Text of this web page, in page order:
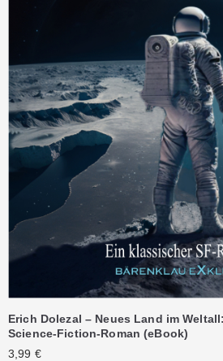
Erich Dolezal – Neues Land im
Science-Fiction-Roman (eBook)
3,99 €